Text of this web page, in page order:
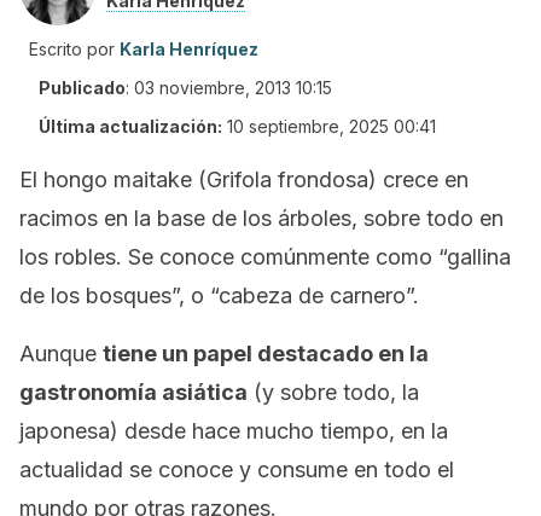
Escrito por Karla Henríquez
Publicado: 03 noviembre, 2013 10:15
Última actualización: 10 septiembre, 2025 00:41
El hongo maitake (Grifola frondosa) crece en
racimos en la base de los árboles, sobre todo en
los robles. Se conoce comúnmente como “gallina
de los bosques”, o “cabeza de carnero”.
Aunque tiene un papel destacado en la
gastronomía asiática (y sobre todo, la
japonesa) desde hace mucho tiempo, en la
actualidad se conoce y consume en todo el
mundo por otras razones.